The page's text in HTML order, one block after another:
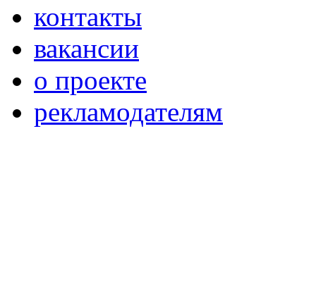
контакты
вакансии
о проекте
рекламодателям